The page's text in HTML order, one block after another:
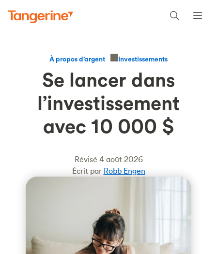
À propos d’argent Investissements
Se lancer dans
l’investissement
avec 10 000 $
Révisé 4 août 2026
Écrit par Robb Engen